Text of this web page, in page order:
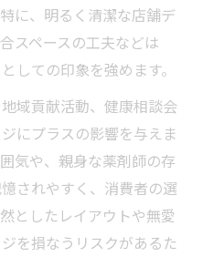
に、明るく清潔な店舗デ
スペースの工夫などは
しての印象を強めます。
域貢献活動、健康相談会
にプラスの影響を与えま
気や、親身な薬剤師の存
されやすく、消費者の選
としたレイアウトや無愛
を損なうリスクがあるた